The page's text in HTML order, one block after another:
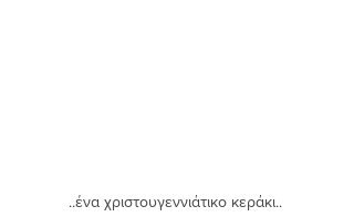
..ένα χριστουγεννιάτικο κεράκι..